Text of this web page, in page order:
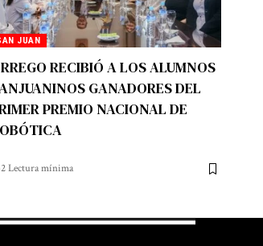
JUAN
RECIBIÓ A LOS ALUMNOS
GANADORES DEL
PREMIO NACIONAL DE
2 Lectura mínima